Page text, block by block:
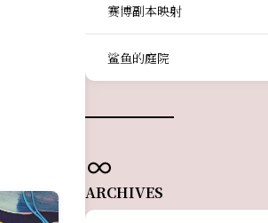
赛博副本映射
鲨鱼的庭院
ARCHIVES